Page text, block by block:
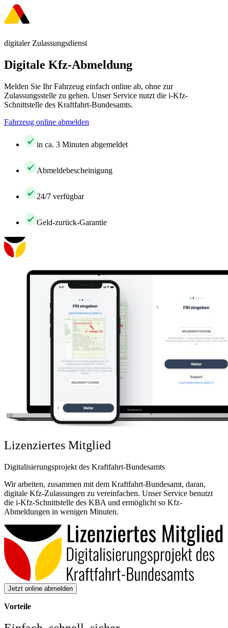
digitaler Zulassungsdienst
Digitale Kfz-Abmeldung
Melden Sie Ihr Fahrzeug einfach online ab, ohne zur
Zulassungsstelle zu gehen. Unser Service nutzt die i-Kfz-
Schnittstelle des Kraftfahrt-Bundesamts.
Fahrzeug online abmelden
in ca. 3 Minuten abgemeldet
Abmeldebescheinigung
24/7 verfügbar
Geld-zurück-Garantie
Lizenziertes Mitglied
Digitalisierungsprojekt des Kraftfahrt-Bundesamts
Wir arbeiten, zusammen mit dem Kraftfahrt-Bundesamt, daran,
digitale Kfz-Zulassungen zu vereinfachen. Unser Service benutzt
die i-Kfz-Schnittstelle des KBA und ermöglicht so Kfz-
Abmeldungen in wenigen Minuten.
Jetzt online abmelden
Vorteile